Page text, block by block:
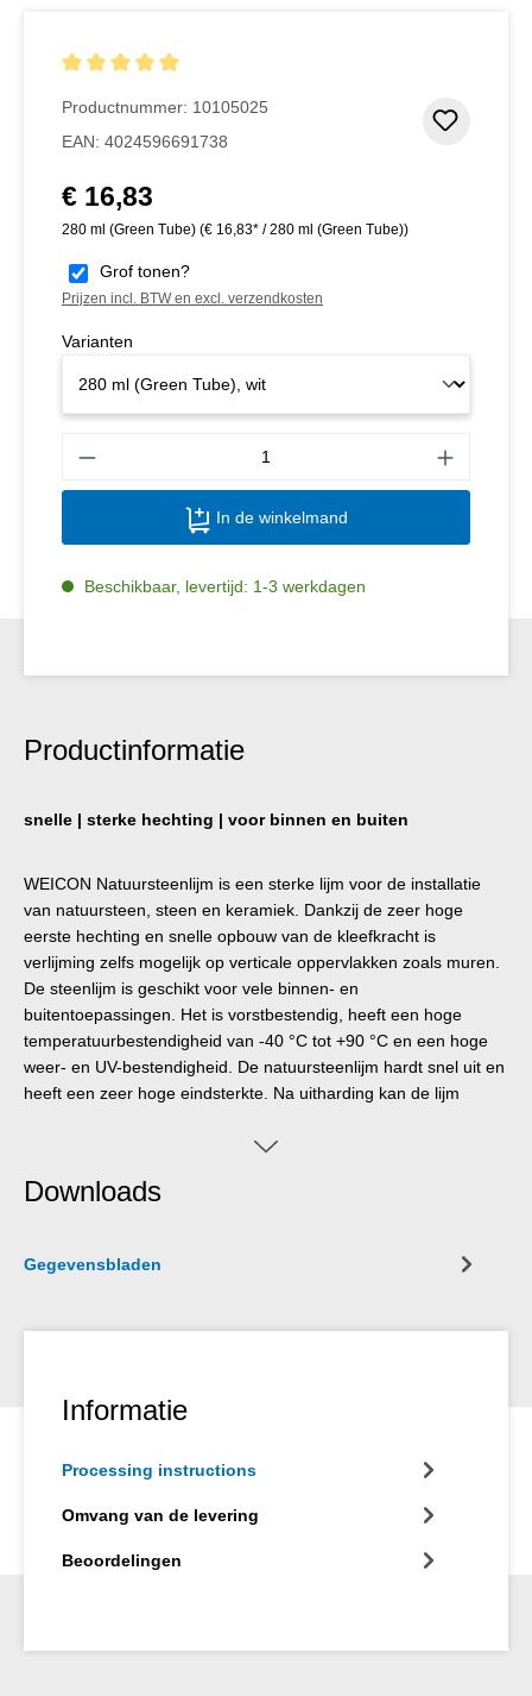
Productnummer: 10105025
EAN: 4024596691738
Normale prijs:
€ 16,83
280 ml (Green Tube) (€ 16,83* / 280 ml (Green Tube))
Grof tonen?
Prijzen incl. BTW en excl. verzendkosten
Varianten
In de winkelmand
Beschikbaar, levertijd: 1-3 werkdagen
Productinformatie
snelle | sterke hechting | voor binnen en buiten
WEICON Natuursteenlijm is een sterke lijm voor de installatie
van natuursteen, steen en keramiek. Dankzij de zeer hoge
eerste hechting en snelle opbouw van de kleefkracht is
verlijming zelfs mogelijk op verticale oppervlakken zoals muren.
De steenlijm is geschikt voor vele binnen- en
buitentoepassingen. Het is vorstbestendig, heeft een hoge
temperatuurbestendigheid van -40 °C tot +90 °C en een hoge
weer- en UV-bestendigheid. De natuursteenlijm hardt snel uit en
heeft een zeer hoge eindsterkte. Na uitharding kan de lijm
compenseren. De steenlijm is siliconenvrij, isocyanaatvrij,
breed scala aan toepassingen - voor het verlijmen van
aan materialen, zoals hout, materialen op houtbasis,
verkrijgbaar in grijs en wit.
Downloads
Gegevensbladen
Informatie
Processing instructions
Omvang van de levering
Beoordelingen